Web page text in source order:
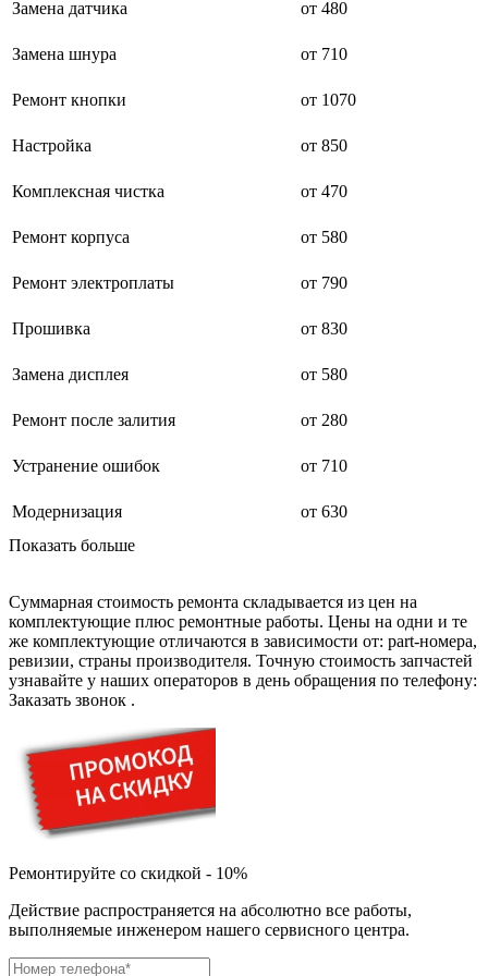
буклетмейкеров
cd проигрывателей
cd транспортов
чековых принтеров
дальномеров
датчиков качества воздуха
дельташлифмашин
держателей с беспроводной зарядкой
детекторов проводки
диктофон
дисководов
диспенсеров тарелок подогреваемый
дисплеев
дистилляторов воды
дизельных горелок
дизельных генераторов
dj станций
док-станций
документ-камер
домашних кинотеатров
домофонов
дорожек для ходьбы
дрелей
дрелей для алмазного бурения
дрелей-миксеров
дрелей-шуруповертов
дрелей ударных
Замена датчика от 480
Замена шнура от 710
Ремонт кнопки от 1070
Настройка от 850
Комплексная чистка от 470
Ремонт корпуса от 580
Ремонт электроплаты от 790
Прошивка от 830
Замена дисплея от 580
Ремонт после залития от 280
Устранение ошибок от 710
Модернизация
от 630
Показать больше
Суммарная стоимость ремонта складывается из цен на
комплектующие плюс ремонтные работы. Цены на одни и те
же комплектующие отличаются в зависимости от: part-номера,
ревизии, страны производителя. Точную стоимость запчастей
узнавайте у наших операторов в день обращения по телефону:
Заказать звонок .
Ремонтируйте со скидкой - 10%
Действие распространяется на абсолютно все работы,
выполняемые инженером нашего сервисного центра.